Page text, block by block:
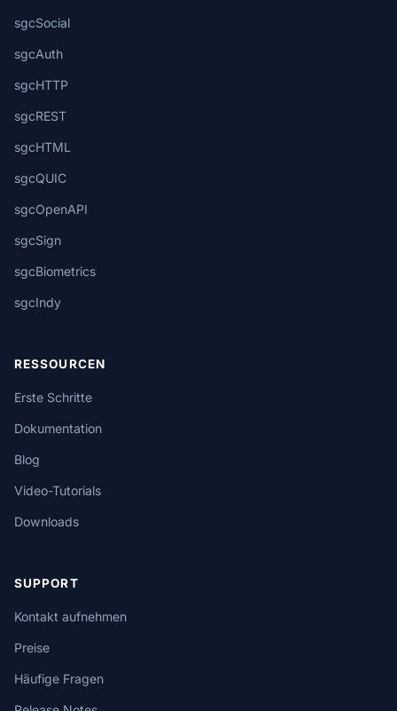
sgcSocial
sgcAuth
sgcHTTP
sgcREST
sgcHTML
sgcQUIC
sgcOpenAPI
sgcSign
sgcBiometrics
sgcIndy
RESSOURCEN
Erste Schritte
Dokumentation
Blog
Video-Tutorials
Downloads
SUPPORT
Kontakt aufnehmen
Preise
Häufige Fragen